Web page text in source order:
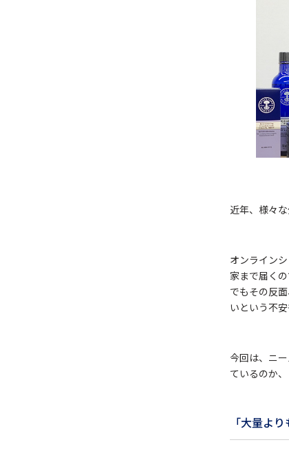
近年、様々
オンライン
家まで届く
でもその反
いという不
今回は、ニ
ているのか
「大量よ